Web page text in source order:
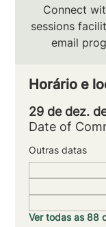
Connect
sessions
email
Horário e
29 de dez.
Date of
Outras datas
Ver todas as 88